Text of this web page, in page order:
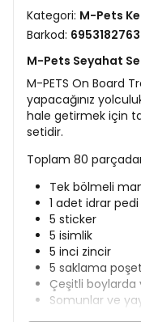
Kategori: M-Pets
Barkod:
M-Pets Seyahat
M-PETS On Board
yapacağınız
hale getirmek için
setidir.
Toplam 80
Tek bölmeli
1 adet idrar
5 sticker
5 isimlik
5 inci zincir
5 saklama
Çeşitli boylarda
Somunlar ve